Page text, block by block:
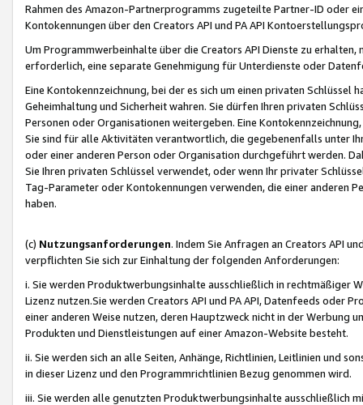
Rahmen des Amazon-Partnerprogramms zugeteilte Partner-ID oder
Kontokennungen über den Creators API und PA API
Um Programmwerbeinhalte über die Creators API Dienste zu
erforderlich, eine separate Genehmigung für Unterdienste oder
Eine Kontokennzeichnung, bei der es sich um einen privaten
Geheimhaltung und Sicherheit wahren. Sie dürfen Ihren privaten
Personen oder Organisationen weitergeben. Eine
Sie sind für alle Aktivitäten verantwortlich, die gegebenenfalls unter
oder einer anderen Person oder Organisation durchgeführt werden.
Sie Ihren privaten Schlüssel verwendet, oder wenn Ihr privater
Tag-Parameter oder Kontokennungen verwenden, die einer anderen
haben.
(c) Nutzungsanforderungen. Indem Sie Anfragen an Creators API
verpflichten Sie sich zur Einhaltung der folgenden Anforderungen:
i. Sie werden Produktwerbungsinhalte ausschließlich in rechtmäßiger
Lizenz nutzen.Sie werden Creators API und PA API, Datenfeeds oder
einer anderen Weise nutzen, deren Hauptzweck nicht in der Werbung
Produkten und Dienstleistungen auf einer Amazon-Website besteht.
ii. Sie werden sich an alle Seiten, Anhänge, Richtlinien, Leitlinien und
in dieser Lizenz und den Programmrichtlinien Bezug genommen wird.
iii. Sie werden alle genutzten Produktwerbungsinhalte ausschließlich